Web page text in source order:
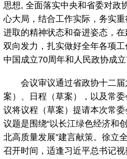
思想, 全面落实中央和省委对政
心大局，结合工作实际，务实
进取的精神状态和奋进姿态，
双向发力，扎实做好全年各项
中国成立70周年和人民政协成立
会议审议通过省政协十二届
案）、日程（草案），以及常
议将议程（草案）提请本次常
议题是围绕“以长江绿色经济和
北高质量发展”建言献策。徐立
召开时间，适逢习近平总书记